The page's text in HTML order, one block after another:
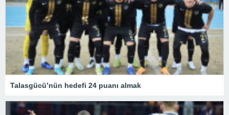
Talasgücü’nün hedefi 24 puanı almak